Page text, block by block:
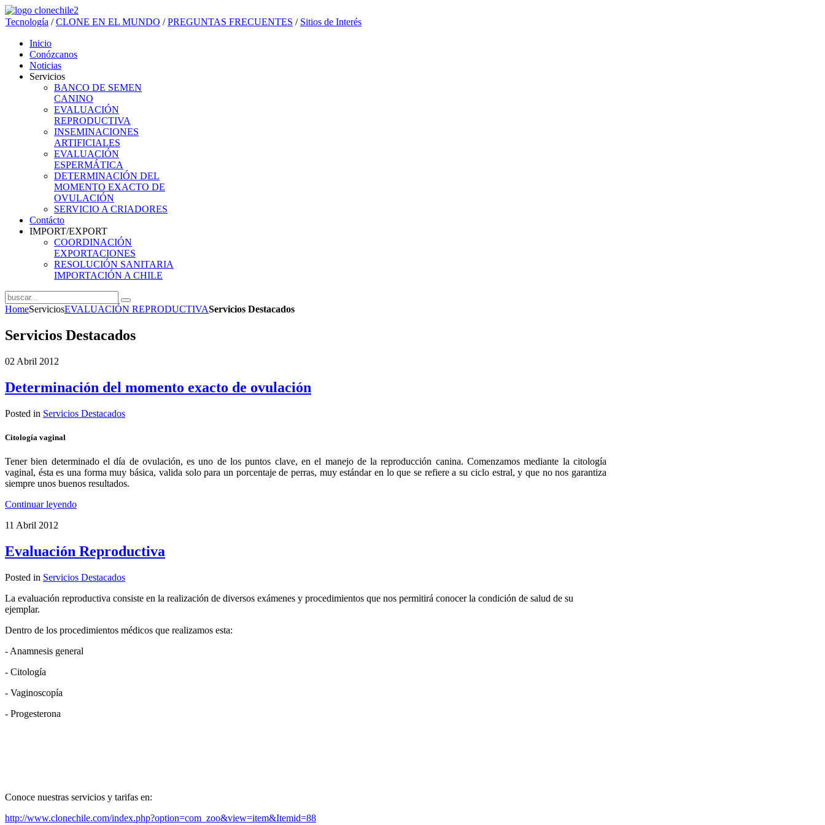
Tecnología /CLONE EN EL MUNDO /PREGUNTAS FRECUENTES / Sitios de Interés
Inicio
Conózcanos
Noticias
Servicios
BANCO DE SEMEN
CANINO
EVALUACIÓN
REPRODUCTIVA
INSEMINACIONES
ARTIFICIALES
EVALUACIÓN
ESPERMÁTICA
DETERMINACIÓN DEL
MOMENTO EXACTO DE
OVULACIÓN
SERVICIO A CRIADORES
Contácto
IMPORT/EXPORT
COORDINACIÓN
EXPORTACIONES
RESOLUCIÓN SANITARIA
IMPORTACIÓN A CHILE
HomeServiciosEVALUACIÓN REPRODUCTIVAServicios Destacados
Servicios Destacados
02 Abril 2012
Determinación del momento exacto de ovulación
Posted in Servicios Destacados
Citología vaginal
Tener bien determinado el día de ovulación, es uno de los puntos clave, en el manejo de la reproducción canina. Comenzamos mediante la citología
vaginal, ésta es una forma muy básica, valida solo para un porcentaje de perras, muy estándar en lo que se refiere a su ciclo estral, y que no nos garantiza
siempre unos buenos resultados.
Continuar leyendo
11 Abril 2012
Evaluación Reproductiva
Posted in Servicios Destacados
La evaluación reproductiva consiste en la realización de diversos exámenes y procedimientos que nos permitirá conocer la condición de salud de su
ejemplar.
Dentro de los procedimientos médicos que realizamos esta:
- Anamnesis general
- Citología
- Vaginoscopía
- Progesterona
Conoce nuestras servicios y tarifas en:
http://www.clonechile.com/index.php?option=com_zoo&view=item&Itemid=88